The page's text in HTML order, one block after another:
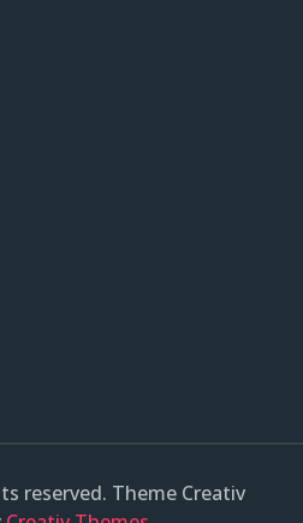
reserved. Theme Creativ